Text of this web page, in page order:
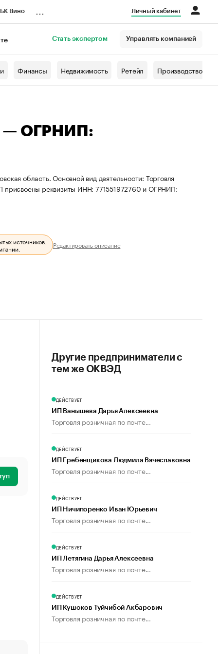
Вино Личный кабинет
Стать экспертом Управлять компанией
Финансы Недвижимость Ретейл Производство
— ОГРНИП:
область. Основной вид деятельности: Торговля
присвоены реквизиты ИНН: 771551972760 и ОГРНИП:
источников.
Редактировать описание
Другие предприниматели с
тем же ОКВЭД
ДЕЙСТВУЕТ
ИП Ванышева Дарья Алексеевна
Торговля розничная по почте...
ДЕЙСТВУЕТ
ИП Гребенщикова Людмила Вячеславовна
Торговля розничная по почте...
ДЕЙСТВУЕТ
ИП Ничипоренко Иван Юрьевич
Торговля розничная по почте...
ДЕЙСТВУЕТ
ИП Летягина Дарья Алексеевна
Торговля розничная по почте...
ДЕЙСТВУЕТ
ИП Кушоков Туйчибой Акбарович
Торговля розничная по почте...